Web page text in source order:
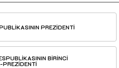
PREZİDENTİ
BİRİNCİ
PREZİDENTİ